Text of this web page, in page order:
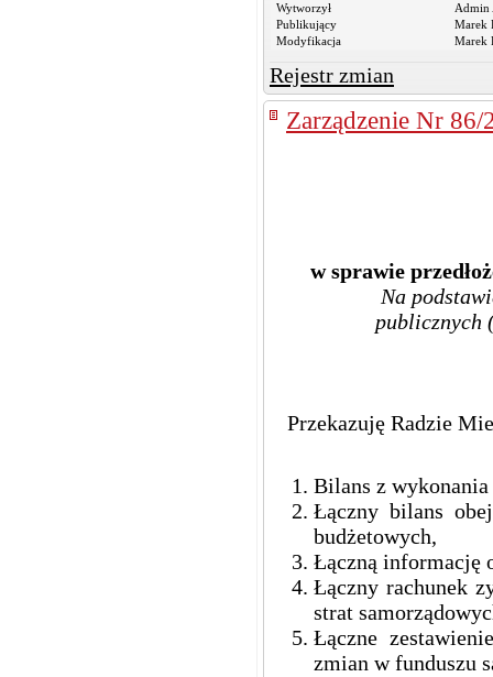
Wytworzył
Admin
Publikujący
Marek
Modyfikacja
Marek
Rejestr zmian
Zarządzenie Nr 86/
w sprawie
Na
publicznych
Przekazuję Radzie
Bilans z
Łączny bilans
budżetowych,
Łączną informację
Łączny rachunek
strat
Łączne
zmian w funduszu